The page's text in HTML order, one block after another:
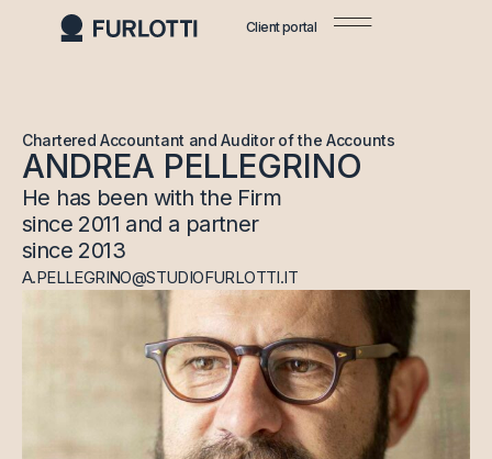
Client portal
Chartered Accountant and Auditor of the Accounts
ANDREA PELLEGRINO
He has been with the Firm
since 2011 and a partner
since 2013
A.PELLEGRINO@STUDIOFURLOTTI.IT